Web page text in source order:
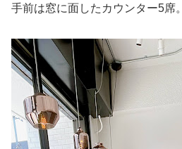
手前は窓に面したカウンター5席。